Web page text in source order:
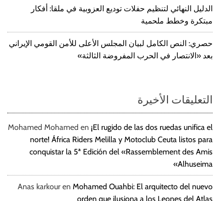
الدليل النهائي لتنظيم حفلات توديع العزوبية في ملقا: أفكار
مبتكرة وخطط ملحمية
حصري: النص الكامل لبيان المجلس الأعلى للأمن القومي الإيراني
بعد «الانتصار في الحرب المفروضة الثالثة»
التعليقات الأخيرة
Mohamed Mohamed en ¡El rugido de las dos ruedas unifica el
norte! África Riders Melilla y Motoclub Ceuta listos para
conquistar la 5ª Edición del «Rassemblement des Amis
Alhuseima»
Anas karkour en Mohamed Ouahbi: El arquitecto del nuevo
orden que ilusiona a los Leones del Atlas